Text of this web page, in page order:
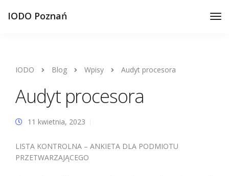
IODO Poznań
IODO Blog Wpisy Audyt procesora
Audyt procesora
11 kwietnia, 2023
LISTA KONTROLNA – ANKIETA DLA PODMIOTU
PRZETWARZAJĄCEGO